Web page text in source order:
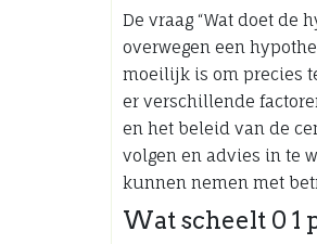
De vraag “Wat doet de
overwegen een
moeilijk is om precies
er verschillende
en het beleid van de
volgen en advies in te
kunnen nemen met
Wat scheelt 0 1